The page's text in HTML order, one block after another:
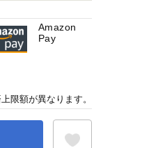
Amazon
Pay
限額が異なります。